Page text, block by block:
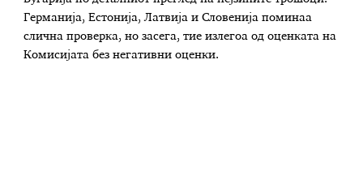
Германија, Естонија, Латвија и Словенија поминаа
слична проверка, но засега, тие излегоа од оценката на
Комисијата без негативни оценки.